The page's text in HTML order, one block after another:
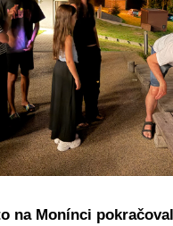
na Monínci